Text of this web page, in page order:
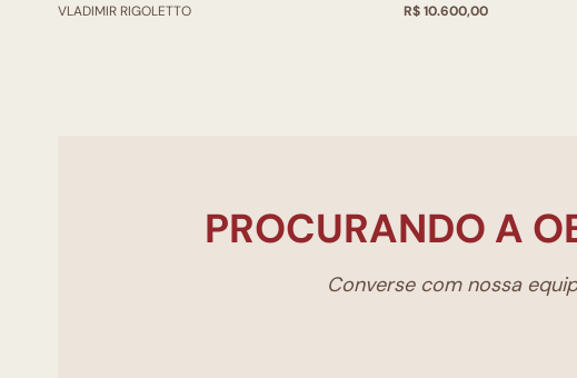
VLADIMIR RIGOLETTO
R$ 10.600,00
PROCURANDO A
Converse com nossa